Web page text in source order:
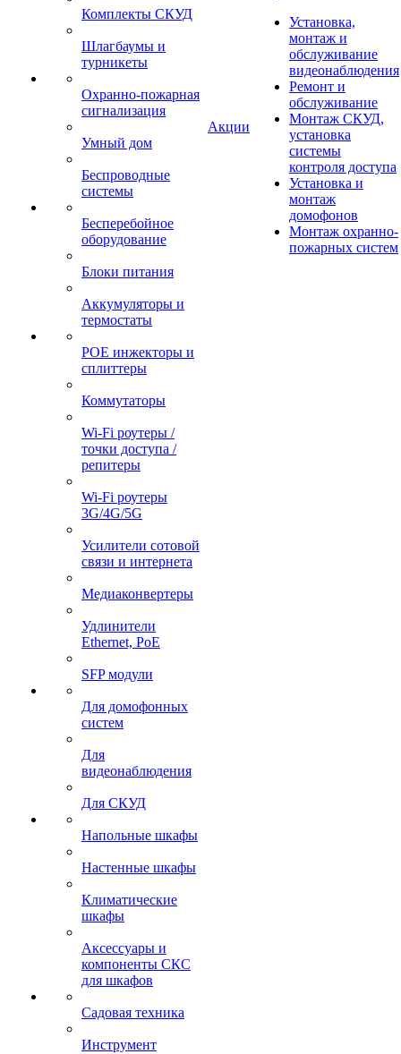
Комплекты СКУД
Шлагбаумы и
турникеты
Охранно-пожарная
сигнализация
Умный дом
Беспроводные
системы
Бесперебойное
оборудование
Блоки питания
Аккумуляторы и
термостаты
POE инжекторы и
сплиттеры
Коммутаторы
Wi-Fi роутеры /
точки доступа /
репитеры
Wi-Fi роутеры
3G/4G/5G
Усилители сотовой
связи и интернета
Медиаконвертеры
Удлинители
Ethernet, PoE
SFP модули
Для домофонных
систем
Для
видеонаблюдения
Для СКУД
Напольные шкафы
Настенные шкафы
Климатические
шкафы
Аксессуары и
компоненты СКС
для шкафов
Садовая техника
Инструмент
Акции
Установка,
монтаж и
обслуживание
видеонаблюдения
Ремонт и
обслуживание
Монтаж СКУД,
установка
системы
контроля доступа
Установка и
монтаж
домофонов
Монтаж охранно-
пожарных систем